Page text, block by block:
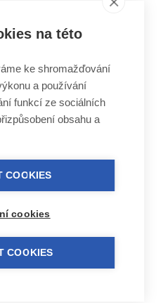
na této
ke shromažďování
a používání
funkcí ze sociálních
obsahu a
COOKIES
cookies
COOKIES